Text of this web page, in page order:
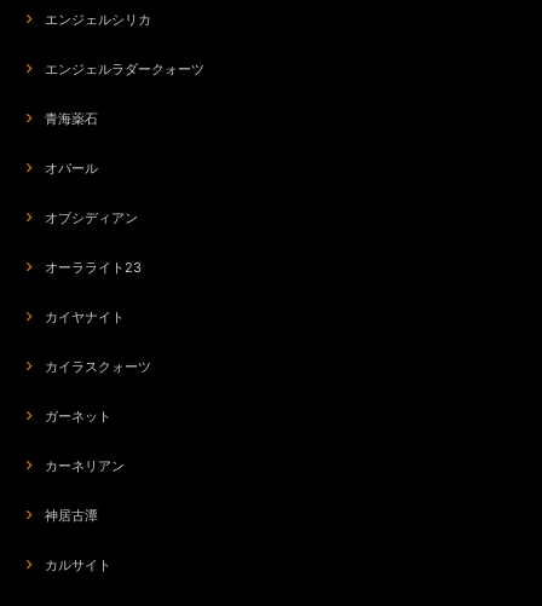
でしまいました（笑）！ それと、ミニミニジュートバッグのチャームがマ
何故か私の星座のが、ずっと残ってて気になっていたんですけど やっぱり
お迎えする運命だった様です。 小振りで可愛く付けやすいですね。
新しいブレンドが出る度にモテ♡POTIONを購入しています。本当に好きな
香りで、香り方も優しくて、ずっと愛用したいです。
エンジェルシリカ
エンジェルラダークォーツ
青海薬石
オパール
オブシディアン
オーラライト23
カイヤナイト
カイラスクォーツ
ガーネット
カーネリアン
神居古潭
カルサイト